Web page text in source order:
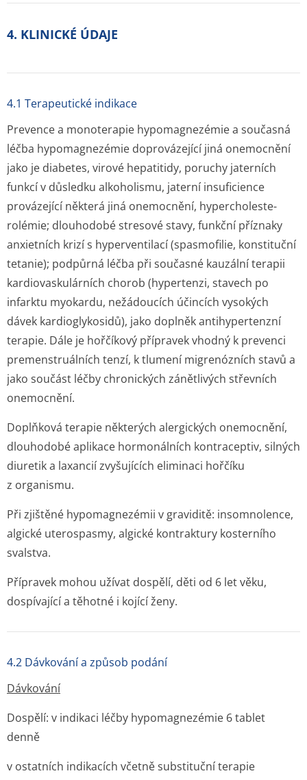
4. KLINICKÉ ÚDAJE
4.1 Terapeutické indikace
Prevence a monoterapie hypomagnezémie a současná
léčba hypomagnezémie doprovázející jiná onemocnění
jako je diabetes, virové hepatitidy, poruchy jaterních
funkcí v důsledku alkoholismu, jaterní insuficience
provázející některá jiná onemocnění, hypercholeste­
rolémie; dlouhodobé stresové stavy, funkční příznaky
anxietních krizí s hyperventilací (spasmofilie, konstituční
tetanie); podpůrná léčba při současné kauzální terapii
kardiovaskulárních chorob (hypertenzi, stavech po
infarktu myokardu, nežádoucích účincích vysokých
dávek kardioglykosidů), jako doplněk antihypertenzní
terapie. Dále je hořčíkový přípravek vhodný k prevenci
premenstruálních tenzí, k tlumení migrenózních stavů a
jako součást léčby chronických zánětlivých střevních
onemocnění.
Doplňková terapie některých alergických onemocnění,
dlouhodobé aplikace hormonálních kontraceptiv, silných
diuretik a laxancií zvyšujících eliminaci hořčíku
z organismu.
Při zjištěné hypomagnezémii v graviditě: insomnolence,
algické uterospasmy, algické kontraktury kosterního
svalstva.
Přípravek mohou užívat dospělí, děti od 6 let věku,
dospívající a těhotné i kojící ženy.
4.2 Dávkování a způsob podání
Dávkování
Dospělí: v indikaci léčby hypomagnezémie 6 tablet
denně
v ostatních indikacích včetně substituční terapie